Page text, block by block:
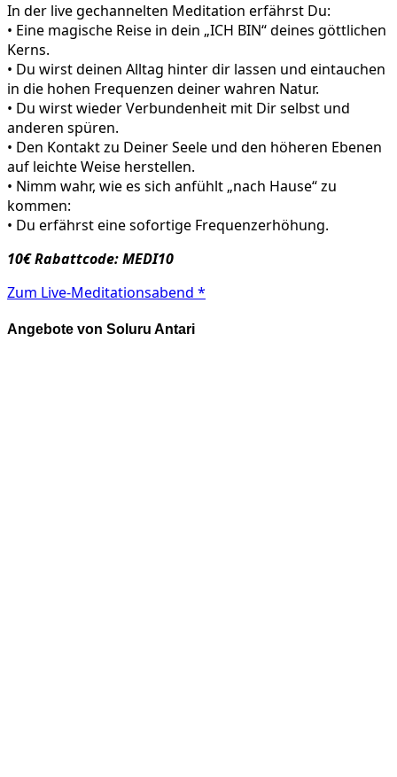
In der live gechannelten Meditation erfährst Du:
• Eine magische Reise in dein „ICH BIN“ deines göttlichen
Kerns.
• Du wirst deinen Alltag hinter dir lassen und eintauchen
in die hohen Frequenzen deiner wahren Natur.
• Du wirst wieder Verbundenheit mit Dir selbst und
anderen spüren.
• Den Kontakt zu Deiner Seele und den höheren Ebenen
auf leichte Weise herstellen.
• Nimm wahr, wie es sich anfühlt „nach Hause“ zu
kommen:
• Du erfährst eine sofortige Frequenzerhöhung.
10€ Rabattcode: MEDI10
Zum Live-Meditationsabend *
Angebote von Soluru Antari